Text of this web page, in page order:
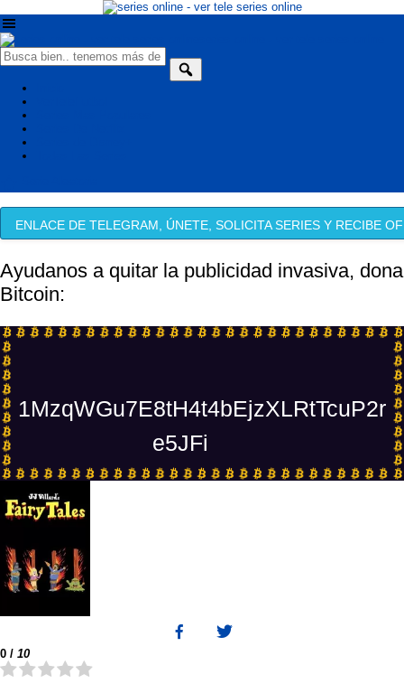
ENLACE DE TELEGRAM, ÚNETE, SOLICITA SERIES Y RECIBE
Ayudanos a quitar la publicidad invasiva, dona
Bitcoin:
1MzqWGu7E8tH4t4bEjzXLRtTcuP2r
e5JFi
0 / 10